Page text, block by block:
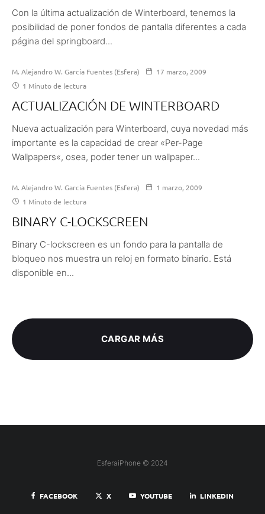
Con la última actualización de Winterboard, tenemos la
posibilidad de poner fondos de pantalla diferentes a cada
página del springboard...
M. Alejandro W. García Fuentes (Esfera)
17 marzo, 2009
1 Minuto de lectura
ACTUALIZACIÓN DE WINTERBOARD
Nueva actualización para Winterboard, cuya novedad más
importante es la capacidad de crear «Per-Page
Wallpapers«, osea, poder tener un wallpaper...
M. Alejandro W. García Fuentes (Esfera)
1 marzo, 2009
1 Minuto de lectura
BINARY C-LOCKSCREEN
Binary C-lockscreen es un fondo para la pantalla de
bloqueo nos muestra un reloj en formato binario. Está
disponible en...
CARGAR MÁS
EsferaiPhone © 2024
FACEBOOK X YOUTUBE LINKEDIN